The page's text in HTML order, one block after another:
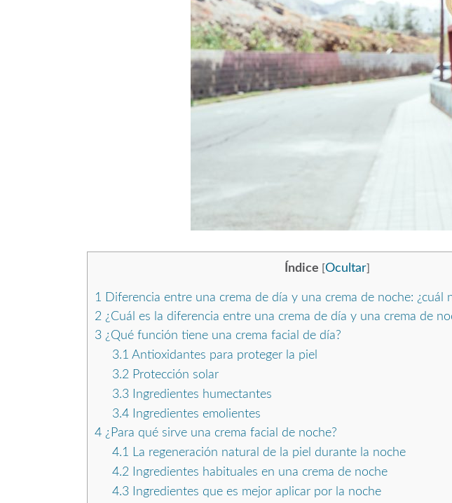
Índice [Ocultar]
1
Diferencia entre una crema de día y una crema de noche: ¿cuál
2 ¿Cuál es la diferencia entre una crema de día y una crema de
3 ¿Qué función tiene una crema facial de día?
3.1 Antioxidantes para proteger la piel
3.2 Protección solar
3.3Ingredientes humectantes
3.4Ingredientes emolientes
4 ¿Para qué sirve una crema facial de noche?
4.1
La regeneración natural de la piel durante la noche
4.2 Ingredientes habituales en una crema de noche
4.3Ingredientes que es mejor aplicar por la noche